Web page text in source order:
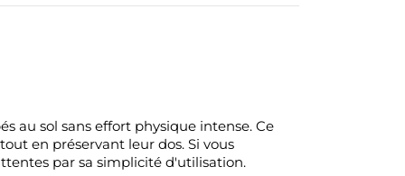
au sol sans effort physique intense. Ce
en préservant leur dos. Si vous
par sa simplicité d'utilisation.